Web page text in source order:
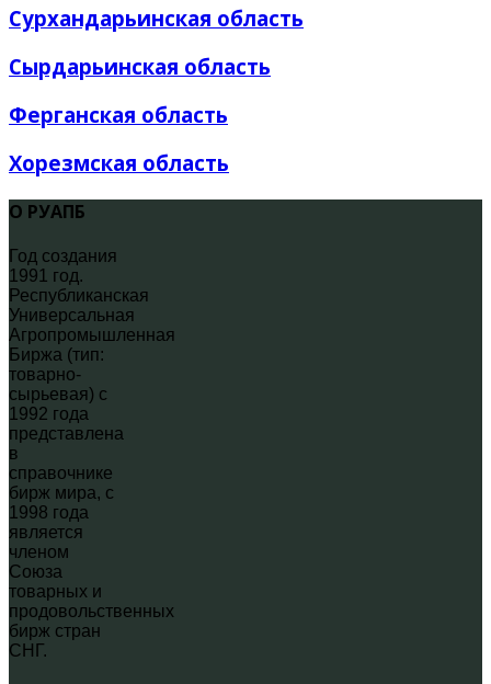
Сурхандарьинская область
Сырдарьинская область
Ферганская область
Хорезмская область
О РУАПБ
Год создания
1991 год.
Республиканская
Универсальная
Агропромышленная
Биржа (тип:
товарно-
сырьевая) с
1992 года
представлена
в
справочнике
бирж мира, с
1998 года
является
членом
Союза
товарных и
продовольственных
бирж стран
СНГ.